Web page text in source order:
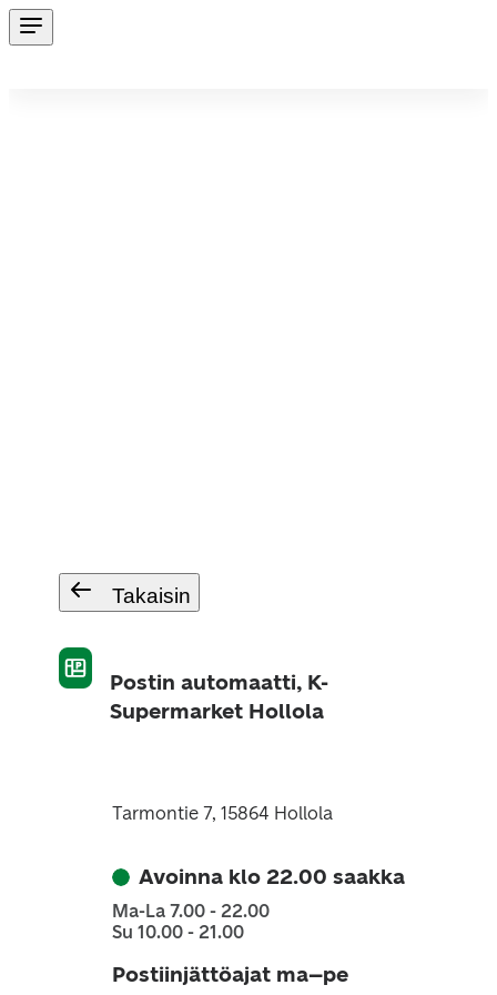
Takaisin
Postin automaatti, K-
Supermarket Hollola
Tarmontie 7, 15864 Hollola
Avoinna klo 22.00 saakka
Ma-La 7.00 - 22.00
Su 10.00 - 21.00
Postiinjättöajat ma–pe